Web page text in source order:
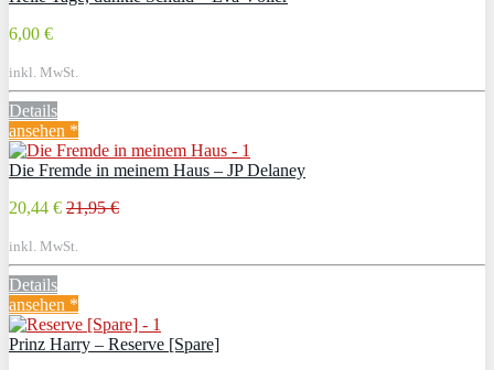
6,00 €
inkl. MwSt.
Details
ansehen *
Die Fremde in meinem Haus – JP Delaney
20,44 € 21,95 €
inkl. MwSt.
Details
ansehen *
Prinz Harry – Reserve [Spare]